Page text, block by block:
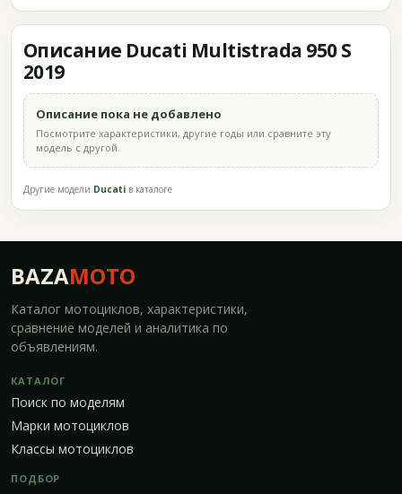
Описание Ducati Multistrada 950 S
2019
Описание пока не добавлено
Посмотрите характеристики, другие годы или сравните эту
модель с другой.
Другие модели Ducati в каталоге
BAZAMOTO
Каталог мотоциклов, характеристики,
сравнение моделей и аналитика по
объявлениям.
КАТАЛОГ
Поиск по моделям
Марки мотоциклов
Классы мотоциклов
ПОДБОР